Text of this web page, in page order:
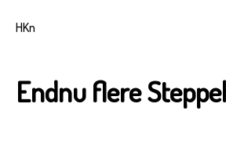
HKn
Endnu flere